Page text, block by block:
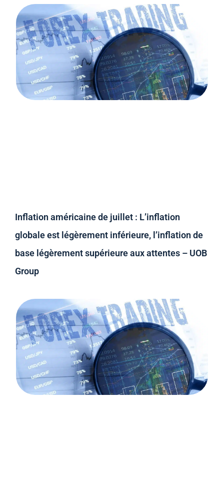
Inflation américaine de juillet : L’inflation
globale est légèrement inférieure, l’inflation de
base légèrement supérieure aux attentes – UOB
Group